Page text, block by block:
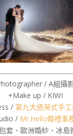
/ A組攝
+Make up / KIWI
/ 第九大道英式手
/ Mr.Hello婚禮事
套、歐洲婚紗、冰島